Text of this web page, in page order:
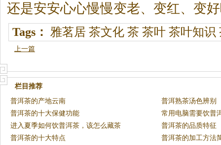
还是安安心心慢慢变老、变红、变
Tags： 雅茗居 茶文化 茶 茶叶 茶叶知识
上一篇
栏目推荐
普洱茶的产地云南
普洱熟茶汤色辨别
普洱茶的十大保健功能
常用电脑需要饮普
进入夏季如何饮普洱茶，该怎么藏茶
普洱茶的品质特征
普洱茶的十大特点
普洱茶的加工方法